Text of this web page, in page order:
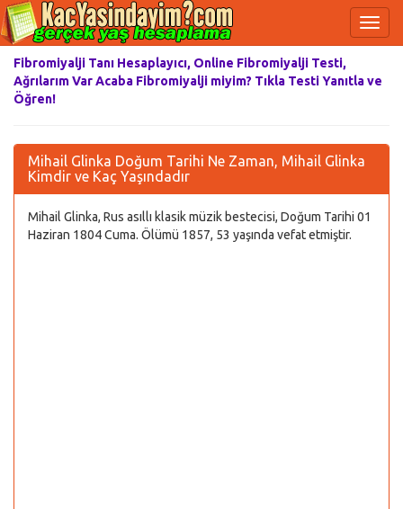
Fibromiyalji Tanı Hesaplayıcı, Online Fibromiyalji Testi,
Ağrılarım Var Acaba Fibromiyalji miyim? Tıkla Testi Yanıtla ve
Öğren!
Mihail Glinka Doğum Tarihi Ne Zaman, Mihail Glinka
Kimdir ve Kaç Yaşındadır
Mihail Glinka, Rus asıllı klasik müzik bestecisi, Doğum Tarihi 01
Haziran 1804 Cuma. Ölümü 1857, 53 yaşında vefat etmiştir.